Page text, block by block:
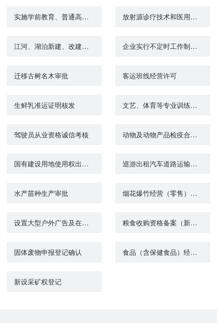
实施学前教育、普通高中教育及中等职业教育的民办学校设立审批 放射源诊疗技术和医用辐射机构许可（变更）
江河、湖泊新建、改建或者扩大排污口审核 企业实行不定时工作制和综合计算工时工作制审批
迁移古树名木审批 客运班线经营许可
生鲜乳准运证明核发 文艺、体育等专业训练的社会组织自行实施义务教育审批
驾驶员从业资格诚信考核 动物及动物产品检疫合格证核发
国有建设用地使用权出让后土地使用权分割转让批准 巡游出租汽车道路运输证配发
水产苗种生产审批 烟花爆竹经营（零售）许可（首次办理、变更或延期）
设置大型户外广告及在城市建筑物、设施上悬挂、张贴宣传品审批 粮食收购资格备案（新立）
固体废物申报登记确认 食品（含保健食品）经营许可延续
新设采矿权登记